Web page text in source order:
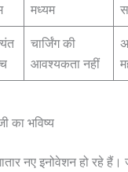
मध्यम
चार्जिंग की
आवश्यकता नहीं
का भविष्य
नए इनोवेशन हो रहे